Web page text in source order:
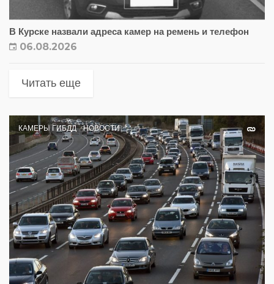
В Курске назвали адреса камер на ремень и телефон
06.08.2026
Читать еще
КАМЕРЫ ГИБДД НОВОСТИ